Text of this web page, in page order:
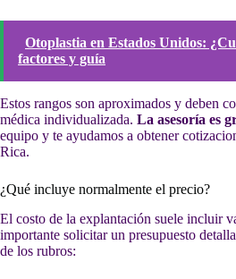
Otoplastia en Estados Unidos:
factores y guía
Estos rangos son aproximados y deben
médica individualizada. La asesoría es
equipo y te ayudamos a obtener
Rica.
¿Qué incluye normalmente el precio?
El costo de la explantación suele incluir
importante solicitar un presupuesto
de los rubros: